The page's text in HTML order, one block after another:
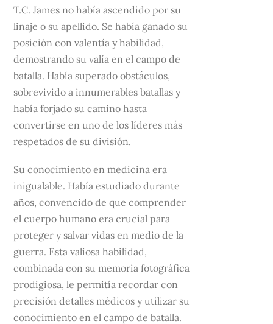
T.C. James no había ascendido por su
linaje o su apellido. Se había ganado su
posición con valentía y habilidad,
demostrando su valía en el campo de
batalla. Había superado obstáculos,
sobrevivido a innumerables batallas y
había forjado su camino hasta
convertirse en uno de los líderes más
respetados de su división.
Su conocimiento en medicina era
inigualable. Había estudiado durante
años, convencido de que comprender
el cuerpo humano era crucial para
proteger y salvar vidas en medio de la
guerra. Esta valiosa habilidad,
combinada con su memoria fotográfica
prodigiosa, le permitía recordar con
precisión detalles médicos y utilizar su
conocimiento en el campo de batalla.